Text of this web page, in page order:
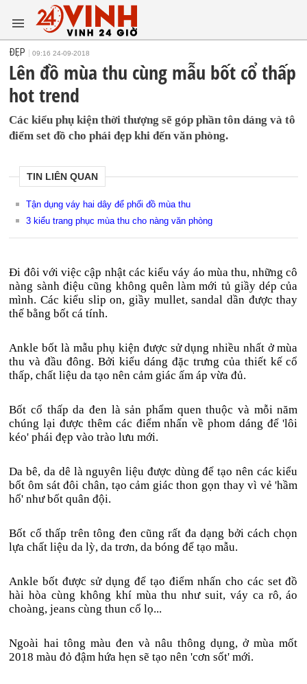
ĐẸP 09:16 24-09-2018
Lên đồ mùa thu cùng mẫu bốt cổ thấp
hot trend
Các kiểu phụ kiện thời thượng sẽ góp phần tôn dáng và tô
điểm set đồ cho phái đẹp khi đến văn phòng.
TIN LIÊN QUAN
Tận dụng váy hai dây để phối đồ mùa thu
3 kiểu trang phục mùa thu cho nàng văn phòng
Đi đôi với việc cập nhật các kiểu váy áo mùa thu, những cô
nàng sành điệu cũng không quên làm mới tủ giầy dép của
mình. Các kiểu slip on, giầy mullet, sandal dần được thay
thế bằng bốt cá tính.
Ankle bốt là mẫu phụ kiện được sử dụng nhiều nhất ở mùa
thu và đầu đông. Bởi kiểu dáng đặc trưng của thiết kế cổ
thấp, chất liệu da tạo nên cảm giác ấm áp vừa đủ.
Bốt cổ thấp da đen là sản phẩm quen thuộc và mỗi năm
chúng lại được thêm các điểm nhấn về phom dáng để 'lôi
kéo' phái đẹp vào trào lưu mới.
Da bê, da dê là nguyên liệu được dùng để tạo nên các kiểu
bốt ôm sát đôi chân, tạo cảm giác thon gọn thay vì vẻ 'hầm
hố' như bốt quân đội.
Bốt cổ thấp trên tông đen cũng rất đa dạng bởi cách chọn
lựa chất liệu da lỳ, da trơn, da bóng để tạo mẫu.
Ankle bốt được sử dụng để tạo điểm nhấn cho các set đồ
hài hòa cùng không khí mùa thu như suit, váy ca rô, áo
choàng, jeans cùng thun cổ lọ...
Ngoài hai tông màu đen và nâu thông dụng, ở mùa mốt
2018 màu đỏ đậm hứa hẹn sẽ tạo nên 'cơn sốt' mới.